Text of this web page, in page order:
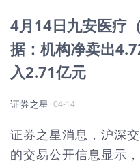
4月14日九安医疗
据：机构净卖出
入2.71亿元
证券之星 04-14
证券之星消息，沪深
的交易公开信息显示，